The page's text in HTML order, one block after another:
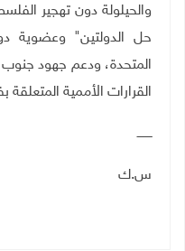
والحيلولة دون تهجير
حل الدولتين" وعضوية
المتحدة، ودعم جهود جنوب
القرارات الأممية
ــــــــ
س.ك